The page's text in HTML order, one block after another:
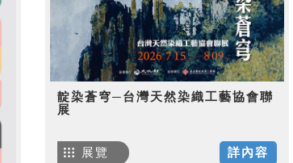
靛染蒼穹─台灣天然染織工藝協會聯
展
詳內容
展覽